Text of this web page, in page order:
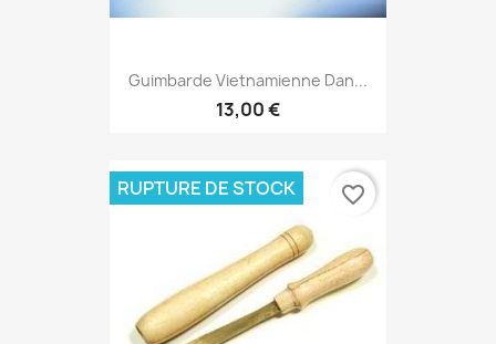
Guimbarde Vietnamienne Dan...
13,00 €
RUPTURE DE STOCK favorite_border